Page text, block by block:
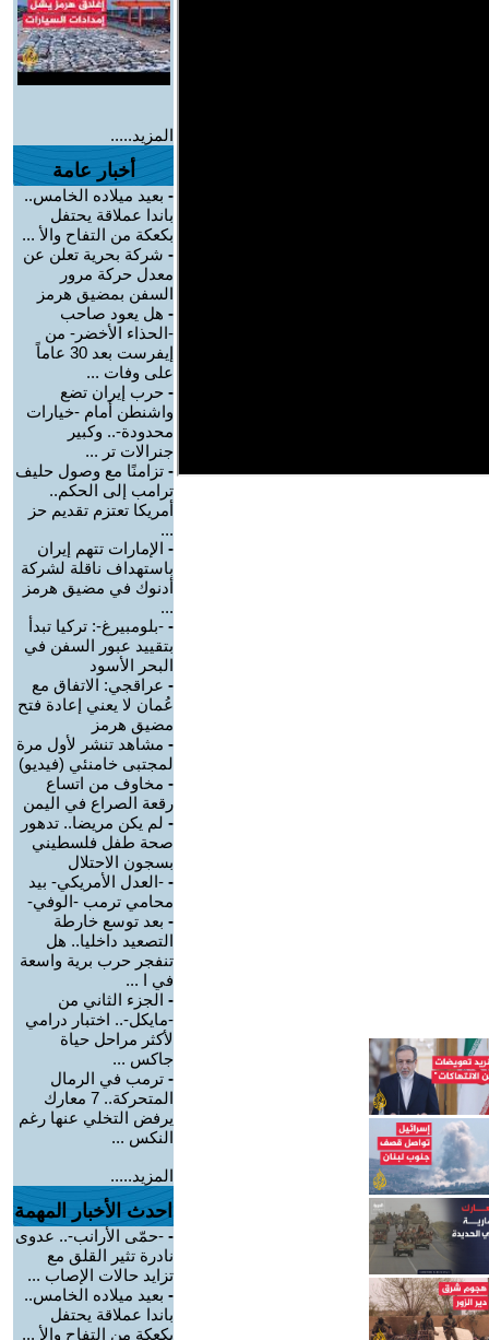
المزيد.....
أخبار عامة
- بعيد ميلاده الخامس..
باندا عملاقة يحتفل
بكعكة من التفاح والأ ...
- شركة بحرية تعلن عن
معدل حركة مرور
السفن بمضيق هرمز
- هل يعود صاحب
-الحذاء الأخضر- من
إيفرست بعد 30 عاماً
على وفات ...
- حرب إيران تضع
واشنطن أمام -خيارات
محدودة-.. وكبير
جنرالات تر ...
- تزامنًا مع وصول حليف
ترامب إلى الحكم..
أمريكا تعتزم تقديم حز
...
- الإمارات تتهم إيران
باستهداف ناقلة لشركة
أدنوك في مضيق هرمز
...
- -بلومبيرغ-: تركيا تبدأ
بتقييد عبور السفن في
البحر الأسود
- عراقجي: الاتفاق مع
عُمان لا يعني إعادة فتح
مضيق هرمز
- مشاهد تنشر لأول مرة
لمجتبى خامنئي (فيديو)
- مخاوف من اتساع
رقعة الصراع في اليمن
- لم يكن مريضا.. تدهور
صحة طفل فلسطيني
بسجون الاحتلال
- -العدل الأمريكي- بيد
محامي ترمب -الوفي-
- بعد توسع خارطة
التصعيد داخليا.. هل
تنفجر حرب برية واسعة
في ا ...
- الجزء الثاني من
-مايكل-.. اختبار درامي
لأكثر مراحل حياة
جاكس ...
- ترمب في الرمال
المتحركة.. 7 معارك
يرفض التخلي عنها رغم
النكس ...
المزيد.....
احدث الأخبار المهمة
- -حمّى الأرانب-.. عدوى
نادرة تثير القلق مع
تزايد حالات الإصاب ...
- بعيد ميلاده الخامس..
باندا عملاقة يحتفل
بكعكة من التفاح والأ ...